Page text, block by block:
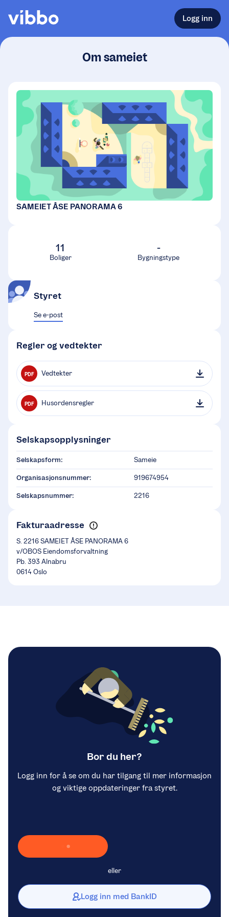
Logg inn
Om sameiet
SAMEIET ÅSE PANORAMA 6
11
Boliger
-
Bygningstype
Styret
Se e-post
Regler og vedtekter
PDF Vedtekter
PDF Husordensregler
Selskapsopplysninger
Selskapsform: Sameie
Organisasjonsnummer: 919674954
Selskapsnummer: 2216
Fakturaadresse
S. 2216 SAMEIET ÅSE PANORAMA 6
v/OBOS Eiendomsforvaltning
Pb. 393 Alnabru
0614 Oslo
Bor du her?
Logg inn for å se om du har tilgang til mer informasjon
og viktige oppdateringer fra styret.
Laster inn Vipps …
eller
Logg inn med BankID